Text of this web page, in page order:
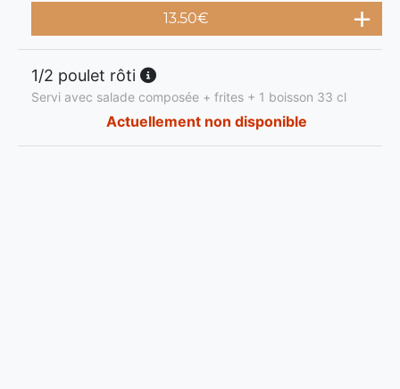
13.50€
1/2 poulet rôti
Servi avec salade composée + frites + 1 boisson 33 cl
Actuellement non disponible